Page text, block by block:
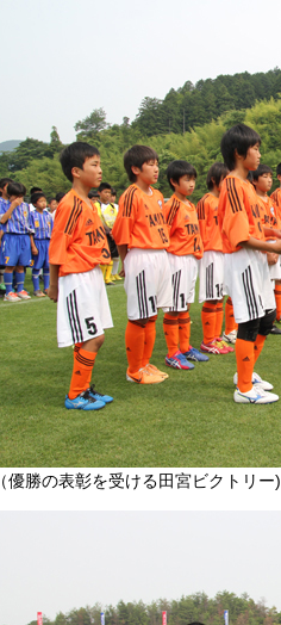
（優勝の表彰を受ける田宮ビクトリー)